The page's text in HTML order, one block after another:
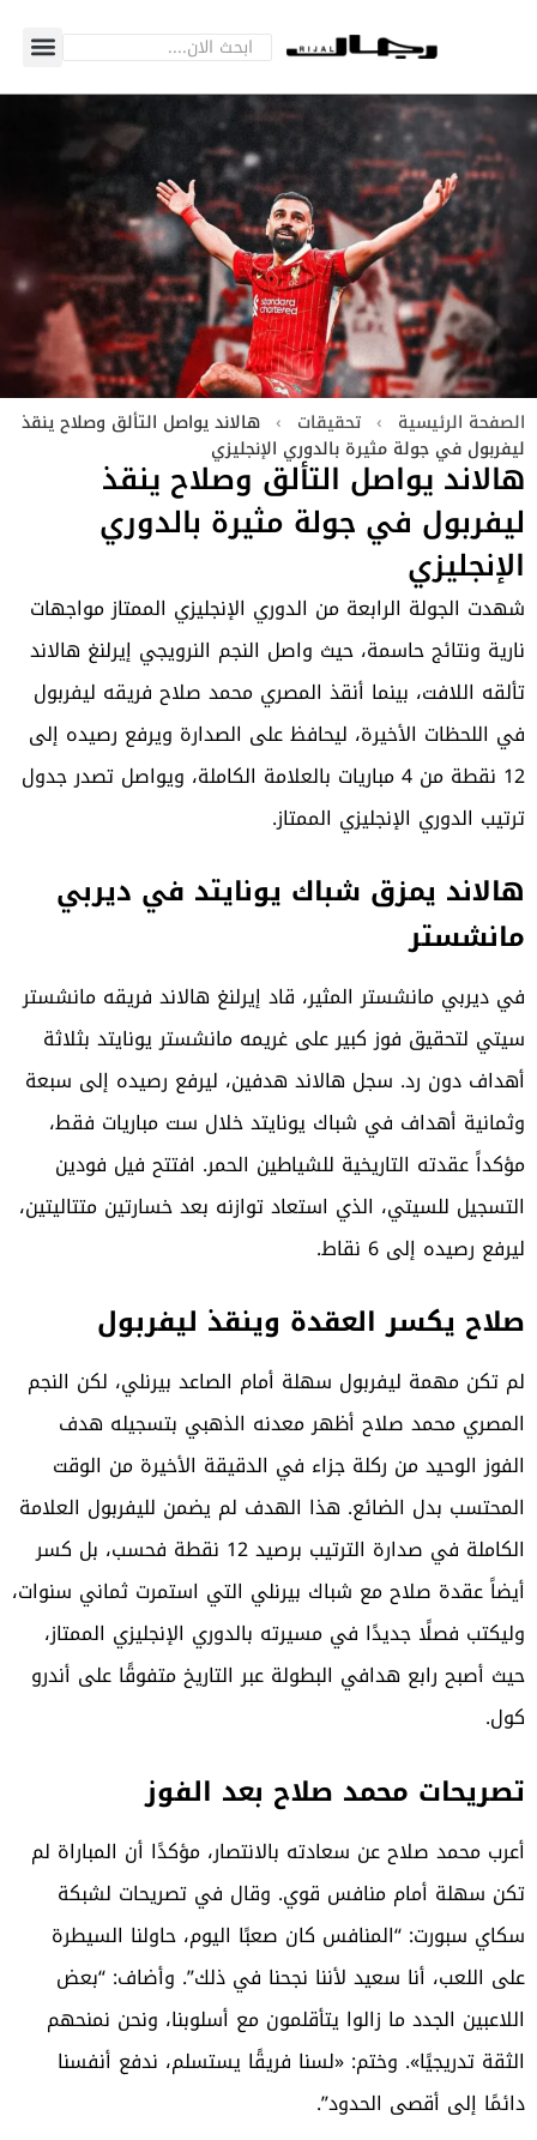
الصفحة الرئيسية › تحقيقات › هالاند يواصل التألق وصلاح ينقذ
ليفربول في جولة مثيرة بالدوري الإنجليزي
هالاند يواصل التألق وصلاح ينقذ
ليفربول في جولة مثيرة بالدوري
الإنجليزي
شهدت الجولة الرابعة من الدوري الإنجليزي الممتازمواجهات
نارية ونتائج حاسمة، حيث واصل النجم النرويجي إيرلنغ هالاند
تألقه اللافت، بينما أنقذ المصري محمد صلاح فريقه ليفربول
في اللحظات الأخيرة، ليحافظ على الصدارة ويرفع رصيده إلى
12 نقطة من 4 مباريات بالعلامة الكاملة، ويواصل تصدر جدول
ترتيب الدوري الإنجليزي الممتاز.
هالاند يمزق شباك يونايتد في ديربي
مانشستر
في ديربي مانشستر المثير، قاد إيرلنغ هالاند فريقه مانشستر
سيتي لتحقيق فوز كبير على غريمه مانشستر يونايتد بثلاثة
أهداف دون رد. سجل هالاند هدفين، ليرفع رصيده إلى سبعة
وثمانية أهداف في شباك يونايتد خلال ست مباريات فقط،
مؤكداً عقدته التاريخية للشياطين الحمر. افتتح فيل فودين
التسجيل للسيتي، الذي استعاد توازنه بعد خسارتين متتاليتين،
ليرفع رصيده إلى 6 نقاط.
صلاح يكسر العقدة وينقذ ليفربول
لم تكن مهمة ليفربول سهلة أمام الصاعد بيرنلي، لكن النجم
المصري محمد صلاح أظهر معدنه الذهبي بتسجيله هدف
الفوز الوحيد من ركلة جزاء في الدقيقة الأخيرة من الوقت
المحتسب بدل الضائع. هذا الهدف لم يضمن لليفربول العلامة
الكاملة في صدارة الترتيب برصيد 12 نقطة فحسب، بل كسر
أيضاً عقدة صلاح مع شباك بيرنلي التي استمرت ثماني سنوات،
وليكتب فصلًا جديدًا في مسيرته بالدوري الإنجليزي الممتاز،
حيث أصبح رابع هدافي البطولة عبر التاريخ متفوقًا على أندرو
كول.
تصريحات محمد صلاح بعد الفوز
أعرب محمد صلاح عن سعادته بالانتصار، مؤكدًا أن المباراة لم
تكن سهلة أمام منافس قوي. وقال في تصريحات لشبكة
سكاي سبورت: “المنافس كان صعبًا اليوم، حاولنا السيطرة
على اللعب، أنا سعيد لأننا نجحنا في ذلك”. وأضاف: “بعض
اللاعبين الجدد ما زالوا يتأقلمون مع أسلوبنا، ونحن نمنحهم
الثقة تدريجيًا». وختم: «لسنا فريقًا يستسلم، ندفع أنفسنا
دائمًا إلى أقصى الحدود”.